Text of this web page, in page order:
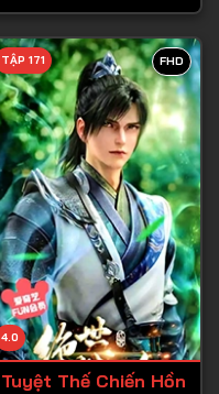
FHD
4.0
TẬP 171
Tuyệt Thế Chiến Hồn